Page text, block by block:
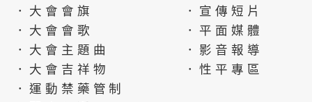
．大會會旗
．大會會歌
．大會主題曲
．大會吉祥物
．運動禁藥管制
．宣傳短片
．平面媒體
．影音報導
．性平專區